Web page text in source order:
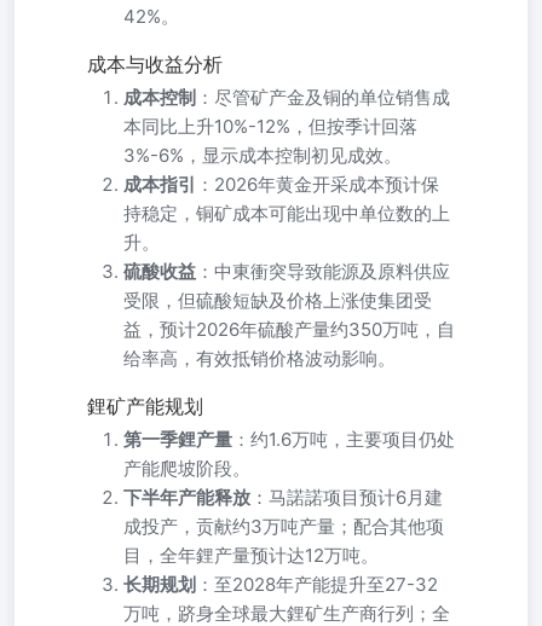
42%。
成本与收益分析
成本控制 ：尽管矿产金及铜的单位销售成
本同比上升10%-12%，但按季计回落
3%-6%，显示成本控制初见成效。
成本指引 ：2026年黄金开采成本预计保
持稳定，铜矿成本可能出现中单位数的上
升。
硫酸收益 ：中東衝突导致能源及原料供应
受限，但硫酸短缺及价格上涨使集团受
益，预计2026年硫酸产量约350万吨，自
给率高，有效抵销价格波动影响。
鋰矿产能规划
第一季鋰产量 ：约1.6万吨，主要项目仍处
产能爬坡阶段。
下半年产能释放 ：马諾諾项目预计6月建
成投产，贡献约3万吨产量；配合其他项
目，全年鋰产量预计达12万吨。
长期规划 ：至2028年产能提升至27-32
万吨，跻身全球最大鋰矿生产商行列；全